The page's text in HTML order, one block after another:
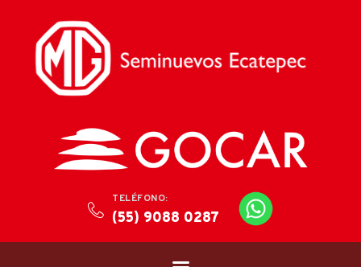
TELÉFONO:
(55) 9088 0287